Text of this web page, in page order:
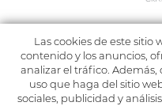
Cra
Las cookies de este sitio
contenido y los anuncios,
analizar el tráfico.
uso que haga del sitio
sociales, publicidad y